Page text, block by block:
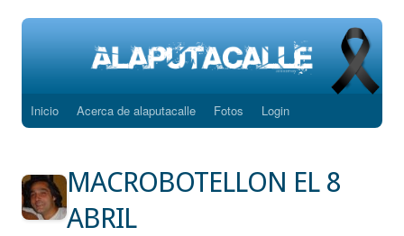
Saltar
contenido
Inicio Acerca de alaputacalle Fotos Login
MACROBOTELLON EL 8
ABRIL